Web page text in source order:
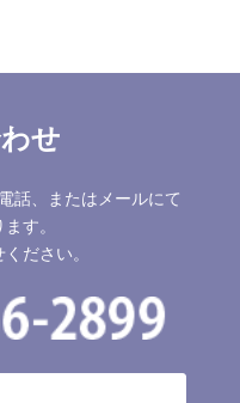
せ
話、またはメールにて
す。
ださい。